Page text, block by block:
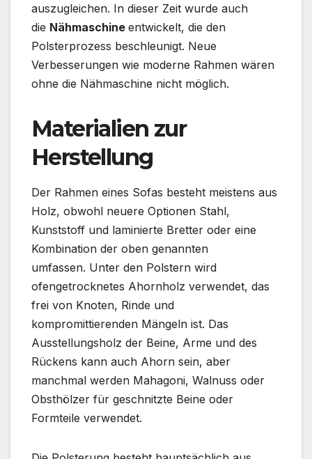
auszugleichen. In dieser Zeit wurde auch
die Nähmaschine entwickelt, die den
Polsterprozess beschleunigt. Neue
Verbesserungen wie moderne Rahmen wären
ohne die Nähmaschine nicht möglich.
Materialien zur
Herstellung
Der Rahmen eines Sofas besteht meistens aus
Holz, obwohl neuere Optionen Stahl,
Kunststoff und laminierte Bretter oder eine
Kombination der oben genannten
umfassen. Unter den Polstern wird
ofengetrocknetes Ahornholz verwendet, das
frei von Knoten, Rinde und
kompromittierenden Mängeln ist. Das
Ausstellungsholz der Beine, Arme und des
Rückens kann auch Ahorn sein, aber
manchmal werden Mahagoni, Walnuss oder
Obsthölzer für geschnitzte Beine oder
Formteile verwendet.